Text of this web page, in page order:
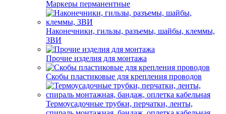
Маркеры перманентные
Наконечники, гильзы, разъемы, шайбы, клеммы,
ЗВИ
Прочие изделия для монтажа
Скобы пластиковые для крепления проводов
Термоусадочные трубки, перчатки, ленты,